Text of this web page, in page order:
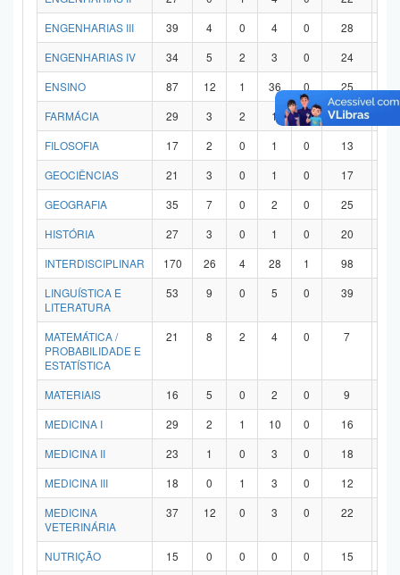
ENGENHARIAS III
39 4 0 4 0 28
ENGENHARIAS IV
34 5 2 3 0 24
ENSINO
87 12 1 36 0 25
FARMÁCIA
29 3 2 1 0 21
FILOSOFIA
17 2 0 1 0 13
GEOCIÊNCIAS
21 3 0 1 0 17
GEOGRAFIA
35 7 0 2 0 25
HISTÓRIA
27 3 0 1 0 20
INTERDISCIPLINAR
170 26 4 28 1 98
LINGUÍSTICA E
LITERATURA
53 9 0 5 0 39
MATEMÁTICA /
PROBABILIDADE E
ESTATÍSTICA
21 8 2 4 0 7
MATERIAIS 16 5 0 2 0 9
MEDICINA I
29 2 1 10 0 16
MEDICINA II
23 1 0 3 0 18
MEDICINA III
18 0 1 3 0 12
MEDICINA
VETERINÁRIA
37 12 0 3 0 22
NUTRIÇÃO 15 0 0 0 0 15